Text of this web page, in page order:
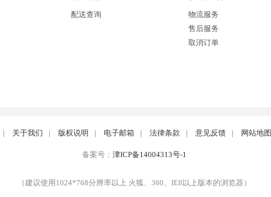
配送查询
物流服务
售后服务
取消订单
| 关于我们 | 版权说明 | 电子邮箱 | 法律条款 | 意见反馈 | 网站地图
备案号： 津ICP备14004313号-1
（建议使用1024*768分辨率以上 火狐、360、IE8以上版本的浏览器）